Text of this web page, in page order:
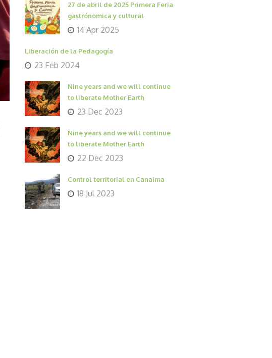
27 de abril de 2025 Primera Feria
gastrónomica y cultural
14 Apr 2025
Liberación de la Pedagogía
23 Feb 2024
Nine years and we will continue
to liberate Mother Earth
23 Dec 2023
Nine years and we will continue
to liberate Mother Earth
22 Dec 2023
Control territorial en Canaima
18 Jul 2023